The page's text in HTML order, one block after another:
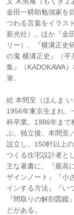
金田一耕助勉強家を
つわる言葉をイラス
新光社）。ほか『金
リー）、『横溝正史
の鬼 横溝正史』（平
集』（KADOKAWA
筆。
絵 本間至（ほんま い
1956年東京生まれ。
科卒業。1986年まで
ぶ。独立後、本間至
設立し、150軒以上
つくる住宅設計者と
主な著書に、『最高
ザインノート』『小
インする方法』『い
『間取りの解剖図
どがある。